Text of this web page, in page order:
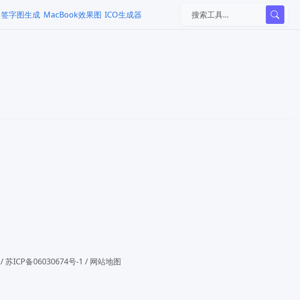
签字图生成 MacBook效果图 ICO生成器
/苏ICP备06030674号-1 / 网站地图